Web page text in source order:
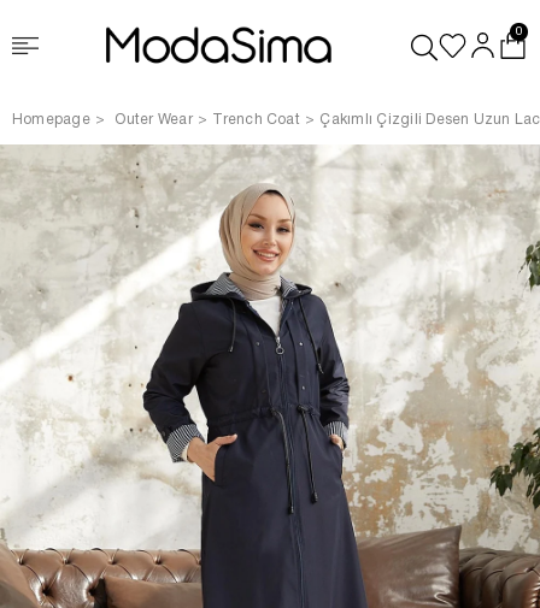
0
Homepage Outer Wear Trench Coat Çakımlı Çizgili Desen Uzun